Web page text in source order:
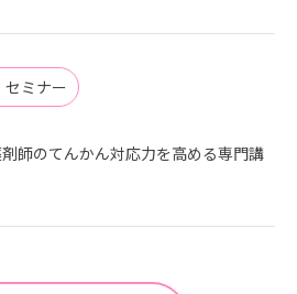
セミナー
師のてんかん対応力を高める専門講